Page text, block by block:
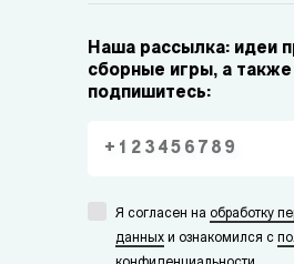
Наша рассылка: идеи
сборные игры, а
подпишитесь:
Я согласен на обработку
данных и ознакомился с